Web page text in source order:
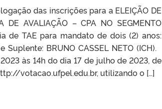
das inscrições para a ELEIÇÃO DE
DE AVALIAÇÃO – CPA NO SEGMENTO
de TAE para mandato de dois (2) anos:
Suplente: BRUNO CASSEL NETO (ICH).
às 14h do dia 17 de julho de 2023, de
votacao.ufpel.edu.br, utilizando o […]